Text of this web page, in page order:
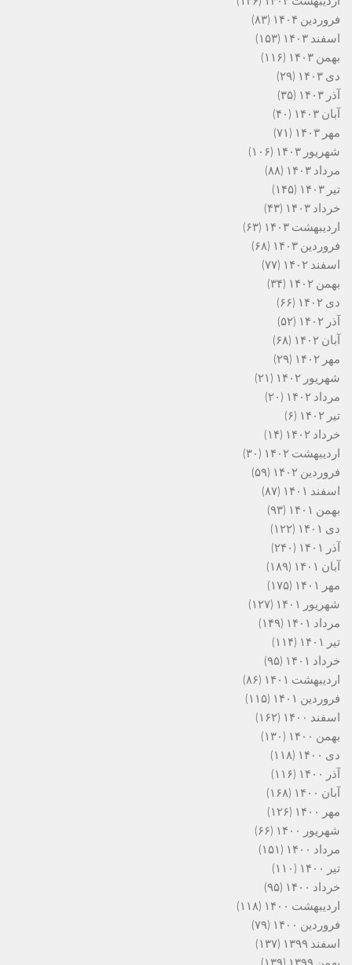
فروردین ۱۴۰۴
(۸۳)
اسفند ۱۴۰۳
(۱۵۳)
بهمن ۱۴۰۳
(۱۱۶)
دی ۱۴۰۳
(۲۹)
آذر ۱۴۰۳
(۳۵)
آبان ۱۴۰۳
(۴۰)
مهر ۱۴۰۳
(۷۱)
شهریور ۱۴۰۳
(۱۰۶)
مرداد ۱۴۰۳
(۸۸)
تیر ۱۴۰۳
(۱۴۵)
خرداد ۱۴۰۳
(۴۳)
اردیبهشت ۱۴۰۳
(۶۳)
فروردین ۱۴۰۳
(۶۸)
اسفند ۱۴۰۲
(۷۷)
بهمن ۱۴۰۲
(۳۴)
دی ۱۴۰۲
(۶۶)
آذر ۱۴۰۲
(۵۲)
آبان ۱۴۰۲
(۶۸)
مهر ۱۴۰۲
(۲۹)
شهریور ۱۴۰۲
(۲۱)
مرداد ۱۴۰۲
(۲۰)
تیر ۱۴۰۲
(۶)
خرداد ۱۴۰۲
(۱۴)
اردیبهشت ۱۴۰۲
(۳۰)
فروردین ۱۴۰۲
(۵۹)
اسفند ۱۴۰۱
(۸۷)
بهمن ۱۴۰۱
(۹۳)
دی ۱۴۰۱
(۱۲۲)
آذر ۱۴۰۱
(۲۴۰)
آبان ۱۴۰۱
(۱۸۹)
مهر ۱۴۰۱
(۱۷۵)
شهریور ۱۴۰۱
(۱۲۷)
مرداد ۱۴۰۱
(۱۴۹)
تیر ۱۴۰۱
(۱۱۴)
خرداد ۱۴۰۱
(۹۵)
اردیبهشت ۱۴۰۱
(۸۶)
فروردین ۱۴۰۱
(۱۱۵)
اسفند ۱۴۰۰
(۱۶۲)
بهمن ۱۴۰۰
(۱۳۰)
دی ۱۴۰۰
(۱۱۸)
آذر ۱۴۰۰
(۱۱۶)
آبان ۱۴۰۰
(۱۶۸)
مهر ۱۴۰۰
(۱۲۶)
شهریور ۱۴۰۰
(۶۶)
مرداد ۱۴۰۰
(۱۵۱)
تیر ۱۴۰۰
(۱۱۰)
خرداد ۱۴۰۰
(۹۵)
اردیبهشت ۱۴۰۰
(۱۱۸)
فروردین ۱۴۰۰
(۷۹)
اسفند ۱۳۹۹
(۱۳۷)